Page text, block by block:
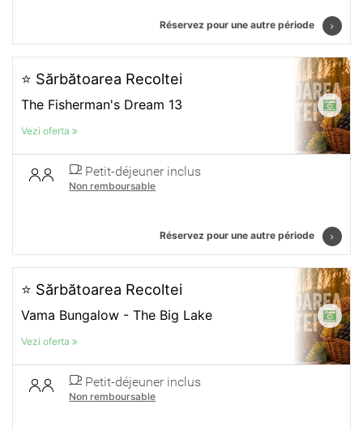
Réservez pour une autre période
⭐ Sărbătoarea Recoltei
The Fisherman's Dream 13
Vezi oferta
Petit-déjeuner inclus
Non remboursable
Réservez pour une autre période
⭐ Sărbătoarea Recoltei
Vama Bungalow - The Big Lake
Vezi oferta
Petit-déjeuner inclus
Non remboursable